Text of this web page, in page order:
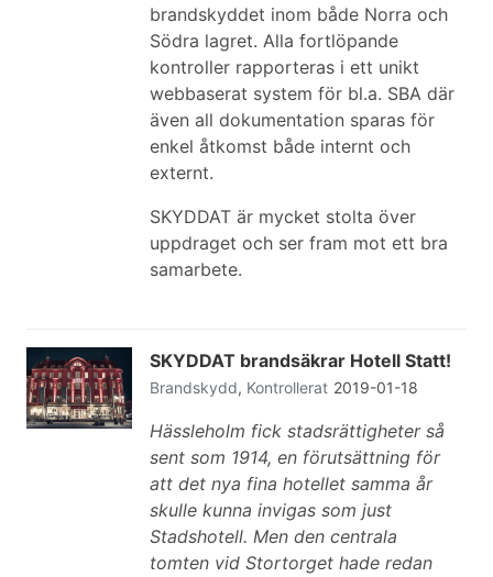
brandskyddet inom både Norra och
Södra lagret. Alla fortlöpande
kontroller rapporteras i ett unikt
webbaserat system för bl.a. SBA där
även all dokumentation sparas för
enkel åtkomst både internt och
externt.
SKYDDAT är mycket stolta över
uppdraget och ser fram mot ett bra
samarbete.
SKYDDAT brandsäkrar Hotell Statt!
Brandskydd, Kontrollerat 2019-01-18
Hässleholm fick stadsrättigheter så
sent som 1914, en förutsättning för
att det nya fina hotellet samma år
skulle kunna invigas som just
Stadshotell. Men den centrala
tomten vid Stortorget hade redan